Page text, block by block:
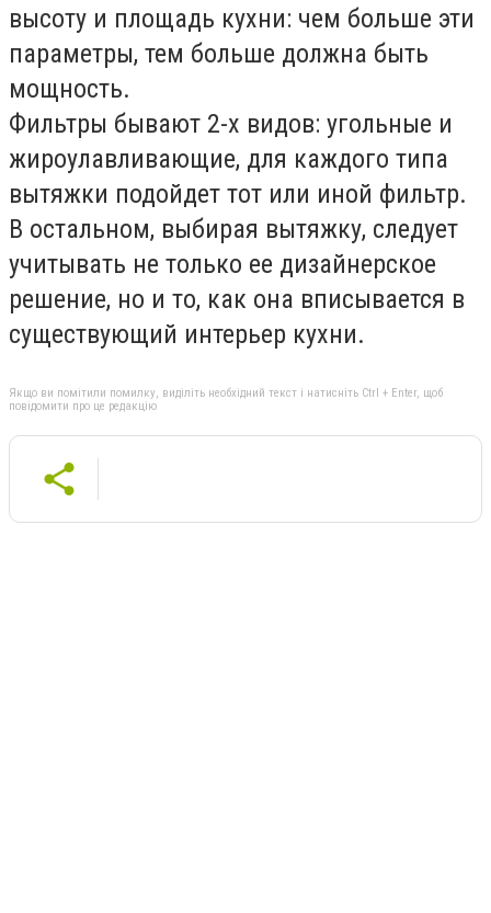
высоту и площадь кухни: чем больше эти
параметры, тем больше должна быть
мощность.
Фильтры бывают 2-х видов: угольные и
жироулавливающие, для каждого типа
вытяжки подойдет тот или иной фильтр.
В остальном, выбирая вытяжку, следует
учитывать не только ее дизайнерское
решение, но и то, как она вписывается в
существующий интерьер кухни.
Якщо ви помітили помилку, виділіть необхідний текст і натисніть Ctrl + Enter, щоб
повідомити про це редакцію